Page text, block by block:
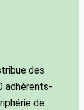
des
adhérents-
de